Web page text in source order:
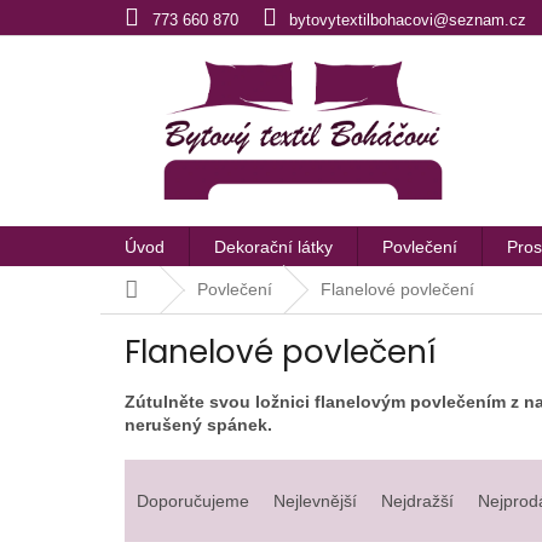
na
773 660 870 bytovytextilbohacovi@seznam.cz
Úvod Dekorační látky Povlečení
Domů Povlečení Flanelové povlečení
Flanelové povlečení
Zútulněte svou ložnici flanelovým povlečením z
nerušený spánek.
aDoporučujeme Nejlevnější Nejdražší